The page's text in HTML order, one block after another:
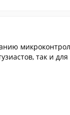
так и